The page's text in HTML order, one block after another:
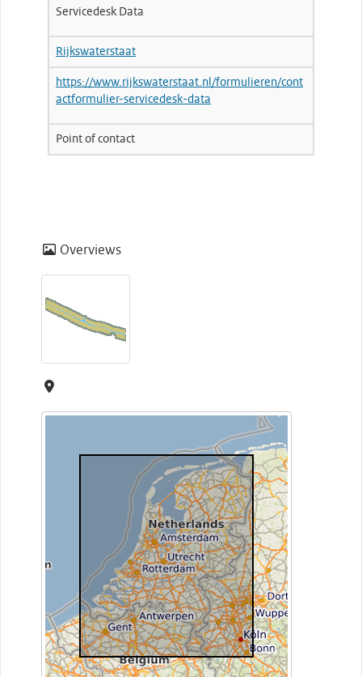
Servicedesk Data
Rijkswaterstaat
https://www.rijkswaterstaat.nl/formulieren/cont
actformulier-servicedesk-data
Point of contact
Overviews